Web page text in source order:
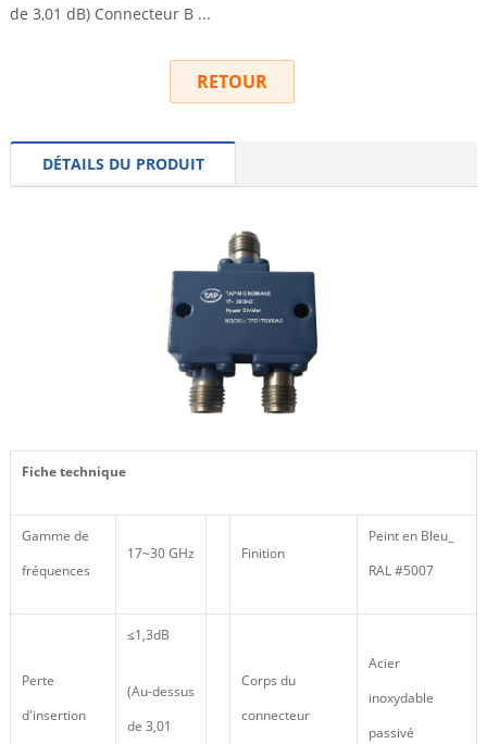
de 3,01 dB) Connecteur B ...
RETOUR
DÉTAILS DU PRODUIT
Fiche technique
Gamme de
fréquences
17~30 GHz Finition
Peint en Bleu_
RAL #5007
Perte
d'insertion
≤1,3dB
(Au-dessus
de 3,01
Corps du
connecteur
Acier
inoxydable
passivé